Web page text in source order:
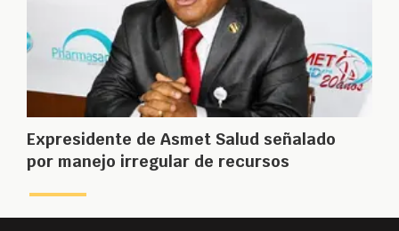
Expresidente de Asmet Salud señalado
por manejo irregular de recursos